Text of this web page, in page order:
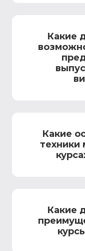
Какие
Какие
техники
Какие